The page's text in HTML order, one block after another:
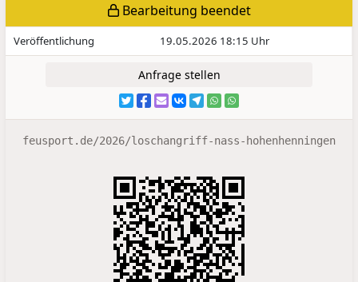
Bearbeitung beendet
Veröffentlichung 19.05.2026 18:15 Uhr
Anfrage stellen
feusport.de/2026/loschangriff-nass-hohenhenningen